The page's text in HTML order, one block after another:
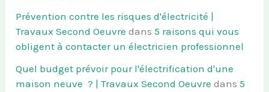
Prévention contre les risques d'électricité |
Travaux Second Oeuvre dans5 raisons qui vous
obligent à contacter un électricien professionnel
Quel budget prévoir pour l'électrification d'une
maison neuve ? | Travaux Second Oeuvre dans5